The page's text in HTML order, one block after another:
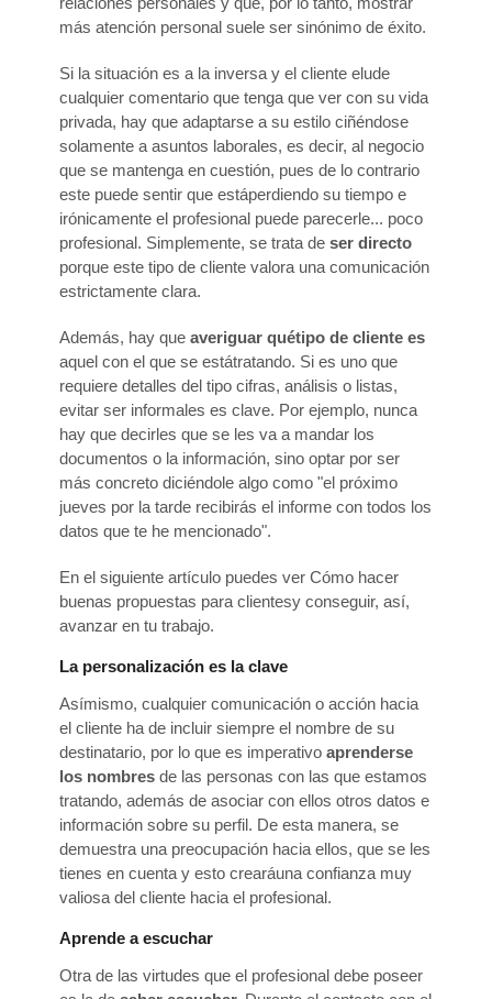
más atención personal suele ser sinónimo de éxito.
Si la situación es a la inversa y el cliente elude
cualquier comentario que tenga que ver con su vida
privada, hay que adaptarse a su estilo ciñéndose
solamente a asuntos laborales, es decir, al negocio
que se mantenga en cuestión, pues de lo contrario
este puede sentir que estáperdiendo su tiempo e
irónicamente el profesional puede parecerle... poco
profesional. Simplemente, se trata de ser directo
porque este tipo de cliente valora una comunicación
estrictamente clara.
Además, hay que averiguar quétipo de cliente es
aquel con el que se estátratando. Si es uno que
requiere detalles del tipo cifras, análisis o listas,
evitar ser informales es clave. Por ejemplo, nunca
hay que decirles que se les va a mandar los
documentos o la información, sino optar por ser
más concreto diciéndole algo como "el próximo
jueves por la tarde recibirás el informe con todos los
datos que te he mencionado".
En el siguiente artículo puedes ver Cómo hacer
buenas propuestas para clientesy conseguir, así,
avanzar en tu trabajo.
La personalización es la clave
Asímismo, cualquier comunicación o acción hacia
el cliente ha de incluir siempre el nombre de su
destinatario, por lo que es imperativo aprenderse
los nombres de las personas con las que estamos
tratando, además de asociar con ellos otros datos e
información sobre su perfil. De esta manera, se
demuestra una preocupación hacia ellos, que se les
tienes en cuenta y esto crearáuna confianza muy
valiosa del cliente hacia el profesional.
Aprende a escuchar
Otra de las virtudes que el profesional debe poseer